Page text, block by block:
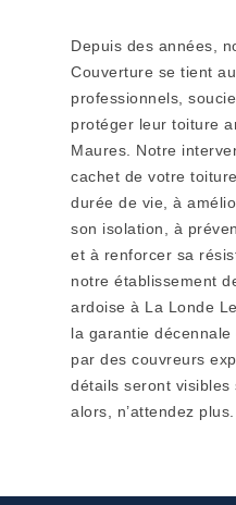
Depuis des années,
Couverture se tient
professionnels,
protéger leur toiture
Maures. Notre
cachet de votre
durée de vie, à
son isolation, à
et à renforcer sa
notre établissement
ardoise à La Londe
la garantie
par des couvreurs
détails seront visibles
alors, n’attendez plus.